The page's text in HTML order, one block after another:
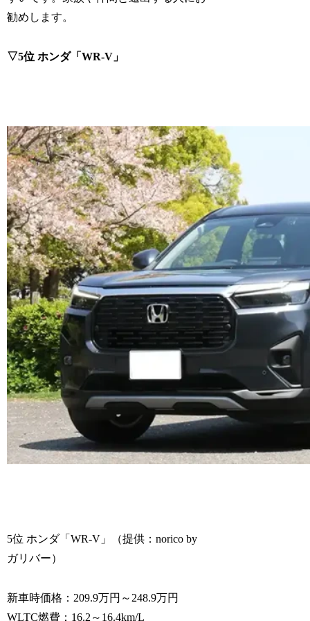
勧めします。
▽5位 ホンダ「WR-V」
5位 ホンダ「WR-V」（提供：norico by
ガリバー）
新車時価格：209.9万円～248.9万円
WLTC燃費：16.2～16.4km/L